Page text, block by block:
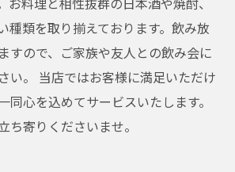
種類を取り揃えております。飲み放
すので、ご家族や友人との飲み会に
い。 当店ではお客様に満足いただけ
同心を込めてサービスいたします。
ち寄りくださいませ。